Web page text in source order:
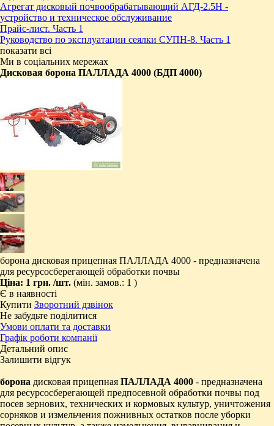
Агрегат дисковый почвообрабатывающий АГД-2.5Н -
устройство и техническое обслуживание
Прайс-лист. Часть 1
Руководство по эксплуатации сеялки СУПН-8. Часть 1
показати всі
Ми в соціальних мережах
Дисковая борона ПАЛЛАДА 4000 (БДП 4000)
борона дисковая прицепная ПАЛЛАДА 4000 - предназначена
для ресурсосберегающей обработки почвы
Ціна: 1 грн. /шт. (мін. замов.: 1 )
Є в наявності
Купити Зворотний дзвінок
Не забудьте поділитися
Умови оплати та доставки
Графік роботи компанії
Детальний опис
Залишити відгук
борона дисковая прицепная ПАЛЛАДА 4000 - предназначена
для ресурсосберегающей предпосевной обработки почвы под
посев зернових, технических и кормовых культур, уничтожения
сорняков и измельчения пожнивных остатков после уборки